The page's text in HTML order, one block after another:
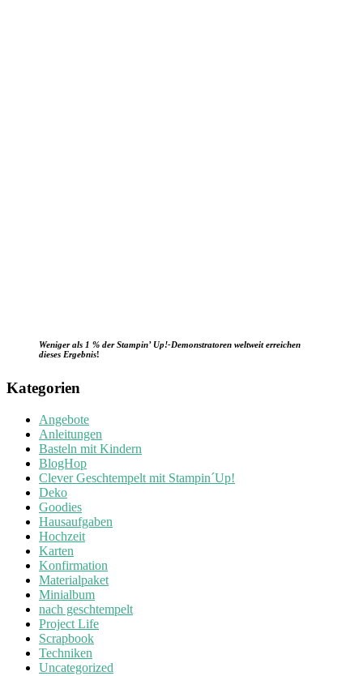
Weniger als 1 % der Stampin’ Up!-Demonstratoren weltweit erreichen
dieses Ergebnis!
Kategorien
Angebote
Anleitungen
Basteln mit Kindern
BlogHop
Clever Geschtempelt mit Stampin´Up!
Deko
Goodies
Hausaufgaben
Hochzeit
Karten
Konfirmation
Materialpaket
Minialbum
nach geschtempelt
Project Life
Scrapbook
Techniken
Uncategorized